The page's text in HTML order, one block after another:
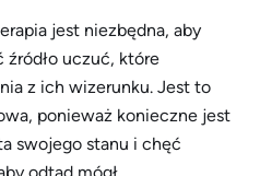
jest niezbędna, aby
uczuć, które
z ich wizerunku. Jest to
ponieważ konieczne jest
swojego stanu i chęć